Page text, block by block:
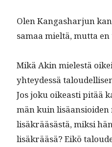
Olen Kan­gashar­jun
samaa mieltä, mut­ta en
Mikä Akin mielestä
yhtey­dessä
Jos joku oikeasti pitää
män kuin
lisäkrääsästä, mik­si
lisäkrääsä? Eikö